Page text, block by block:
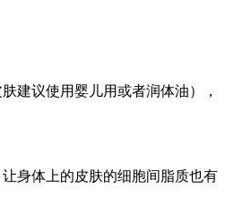
建议使用婴儿用或者润体油），
身体上的皮肤的细胞间脂质也有